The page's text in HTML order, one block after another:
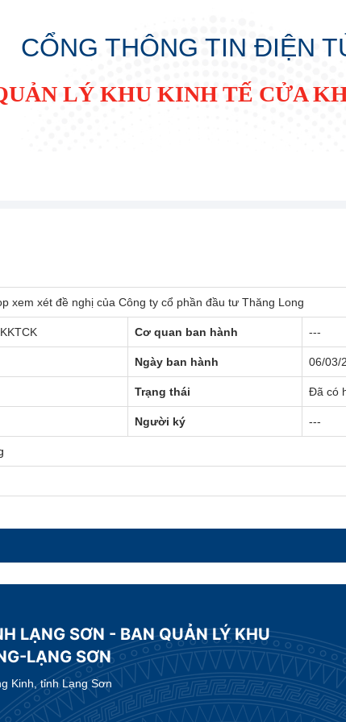
CỔNG THÔNG TIN ĐIỆN
LÝ KHU KINH TẾ CỬA
xem xét đề nghị của Công ty cổ phần đầu tư Thăng Long
Cơ quan ban hành ---
Ngày ban hành 06/03/
Trạng thái Đã có
Người ký ---
LẠNG SƠN - BAN QUẢN LÝ KHU
LẠNG SƠN
Kinh, tỉnh Lạng Sơn